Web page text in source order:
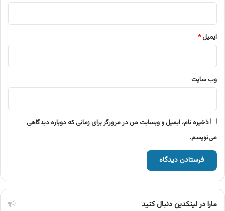
ایمیل*
وب‌ سایت
ذخیره نام، ایمیل و وبسایت من در مرورگر برای زمانی که دوباره دیدگاهی
می‌نویسم.
مارا در لینکدین دنبال کنید